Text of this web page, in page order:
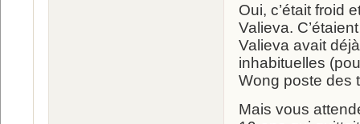
Oui, c’était froid
Valieva.
Valieva avait
inhabituelles
Wong poste des
Mais vous